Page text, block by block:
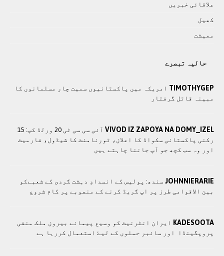
علاقائی خبريں
کھيل
معيشت
حالیہ تبصرے
TIMOTHYGEP امریکہ میں پاکستانیوں سمیت چار مسلمانوں کا
مبینہ قاتل گرفتار
VIVOD IZ ZAPOYA NA DOMY_IZEL
آئی سی سی ٹی 20 ورلڈ کپ: 15
رکنی پاکستانی سکواڈ کا اعلان، ٹورنامنٹ کا شیڈول، فارمیٹ
اور وہ سب کچھ جو آپ جاننا چاہتے ہیں
JOHNNIERARIE سندھ: پوليس کے انسدادِ دہشت گردی کے شعبےکو
بین الاقوامی طرز پر اپ گریڈ کرنے کے منصوبے پر کام شروع
KADESOOTA ايران انٹرنيٹ کو وسيع پيمانے بيرون ملک منفی
پروپگينڈا اور سائبر حملوں کے ليۓ استعمال کررہا ہے